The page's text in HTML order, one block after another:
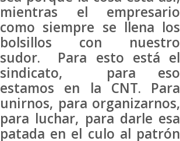
mientras el empresario
como siempre se llena los
bolsillos con nuestro
sudor. Para esto está el
sindicato, para eso
estamos en la CNT. Para
unirnos, para organizarnos,
para luchar, para darle esa
patada en el culo al patrón